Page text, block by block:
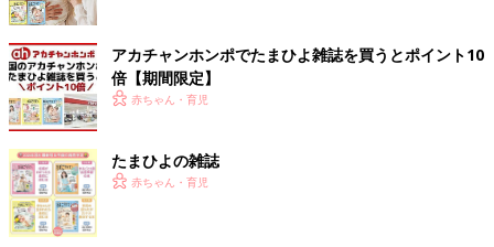
アカチャンホンポでたまひよ雑誌を買うとポイント10
倍【期間限定】
赤ちゃん・育児
たまひよの雑誌
赤ちゃん・育児